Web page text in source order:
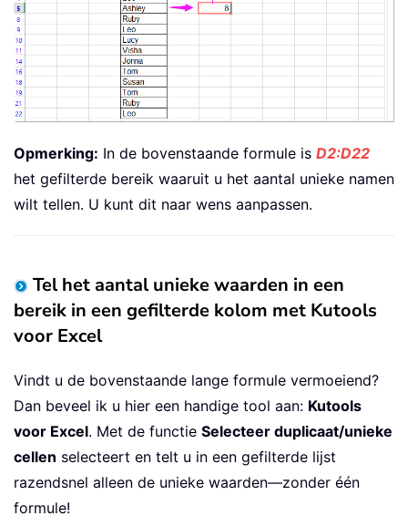
Opmerking: In de bovenstaande formule is D2:D22
het gefilterde bereik waaruit u het aantal unieke namen
wilt tellen. U kunt dit naar wens aanpassen.
Tel het aantal unieke waarden in een
bereik in een gefilterde kolom met Kutools
voor Excel
Vindt u de bovenstaande lange formule vermoeiend?
Dan beveel ik u hier een handige tool aan: Kutools
voor Excel. Met de functie Selecteer duplicaat/unieke
cellen selecteert en telt u in een gefilterde lijst
razendsnel alleen de unieke waarden—zonder één
formule!